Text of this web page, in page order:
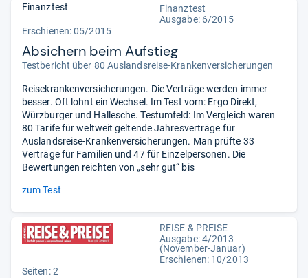
Finanztest
Finanztest
Ausgabe: 6/2015
Erschienen: 05/2015
Absichern beim Aufstieg
Testbericht über 80 Auslandsreise-Krankenversicherungen
Reisekrankenversicherungen. Die Verträge werden immer
besser. Oft lohnt ein Wechsel. Im Test vorn: Ergo Direkt,
Würzburger und Hallesche. Testumfeld: Im Vergleich waren
80 Tarife für weltweit geltende Jahresverträge für
Auslandsreise-Krankenversicherungen. Man prüfte 33
Verträge für Familien und 47 für Einzelpersonen. Die
Bewertungen reichten von „sehr gut“ bis
zum Test
REISE & PREISE
Ausgabe: 4/2013
(November-Januar)
Erschienen: 10/2013
Seiten: 2